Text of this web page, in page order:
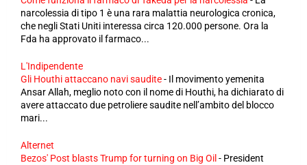
narcolessia di tipo 1 è una rara malattia neurologica cronica,
che negli Stati Uniti interessa circa 120.000 persone. Ora la
Fda ha approvato il farmaco...
L'Indipendente
Gli Houthi attaccano navi saudite- Il movimento yemenita
Ansar Allah, meglio noto con il nome di Houthi, ha dichiarato di
avere attaccato due petroliere saudite nell’ambito del blocco
mari...
Alternet
Bezos' Post blasts Trump for turning on Big Oil - President